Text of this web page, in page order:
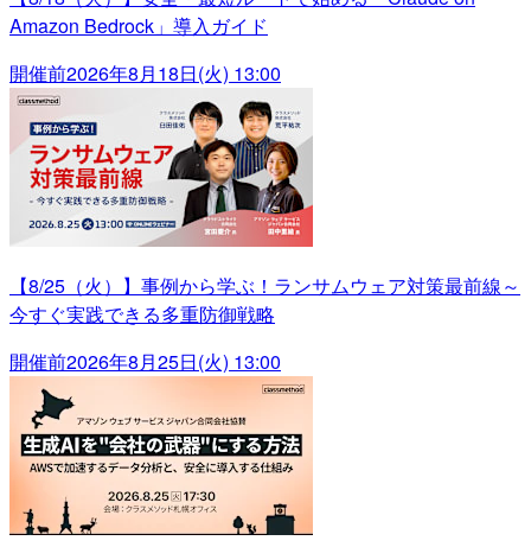
Amazon Bedrock」導入ガイド
開催前2026年8月18日(火) 13:00
【8/25（火）】事例から学ぶ！ランサムウェア対策最前線～
今すぐ実践できる多重防御戦略
開催前2026年8月25日(火) 13:00